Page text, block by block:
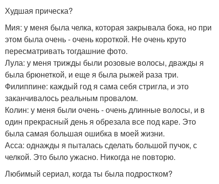
Худшая прическа?
Мия: у меня была челка, которая закрывала бока, но при
этом была очень - очень короткой. Не очень круто
пересматривать тогдашние фото.
Лула: у меня трижды были розовые волосы, дважды я
была брюнеткой, и еще я была рыжей раза три.
Филиппине: каждый год я сама себя стригла, и это
заканчивалось реальным провалом.
Колин: у меня были очень - очень длинные волосы, и в
один прекрасный день я обрезала все под каре. Это
была самая большая ошибка в моей жизни.
Асса: однажды я пыталась сделать большой пучок, с
челкой. Это было ужасно. Никогда не повторю.
Любимый сериал, когда ты была подростком?